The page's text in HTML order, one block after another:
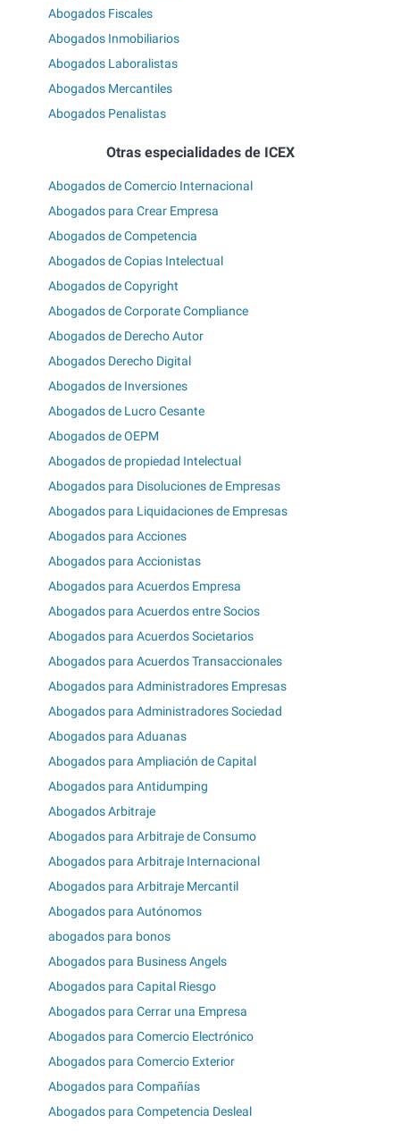
Abogados Fiscales
Abogados Inmobiliarios
Abogados Laboralistas
Abogados Mercantiles
Abogados Penalistas
Otras especialidades de ICEX
Abogados de Comercio Internacional
Abogados para Crear Empresa
Abogados de Competencia
Abogados de Copias Intelectual
Abogados de Copyright
Abogados de Corporate Compliance
Abogados de Derecho Autor
Abogados Derecho Digital
Abogados de Inversiones
Abogados de Lucro Cesante
Abogados de OEPM
Abogados de propiedad Intelectual
Abogados para Disoluciones de Empresas
Abogados para Liquidaciones de Empresas
Abogados para Acciones
Abogados para Accionistas
Abogados para Acuerdos Empresa
Abogados para Acuerdos entre Socios
Abogados para Acuerdos Societarios
Abogados para Acuerdos Transaccionales
Abogados para Administradores Empresas
Abogados para Administradores Sociedad
Abogados para Aduanas
Abogados para Ampliación de Capital
Abogados para Antidumping
Abogados Arbitraje
Abogados para Arbitraje de Consumo
Abogados para Arbitraje Internacional
Abogados para Arbitraje Mercantil
Abogados para Autónomos
abogados para bonos
Abogados para Business Angels
Abogados para Capital Riesgo
Abogados para Cerrar una Empresa
Abogados para Comercio Electrónico
Abogados para Comercio Exterior
Abogados para Compañías
Abogados para Competencia Desleal